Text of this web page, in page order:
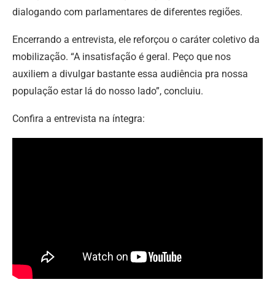
dialogando com parlamentares de diferentes regiões.
Encerrando a entrevista, ele reforçou o caráter coletivo da
mobilização. “A insatisfação é geral. Peço que nos
auxiliem a divulgar bastante essa audiência pra nossa
população estar lá do nosso lado”, concluiu.
Confira a entrevista na íntegra: